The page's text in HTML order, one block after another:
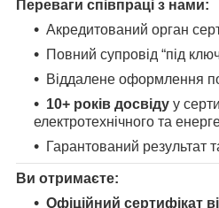
Переваги співпраці з нами:
Акредитований орган
Повний супровід “під
Віддалене оформлення по
10+ років досвіду у
електротехнічного та
Гарантований результат
Ви отримаєте:
Офіційний сертифікат